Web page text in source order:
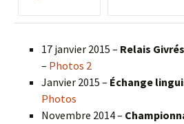
17 janvier 2015 – Relais Givrés
– Photos 2
Janvier 2015 – Échange
Photos
Novembre 2014 –